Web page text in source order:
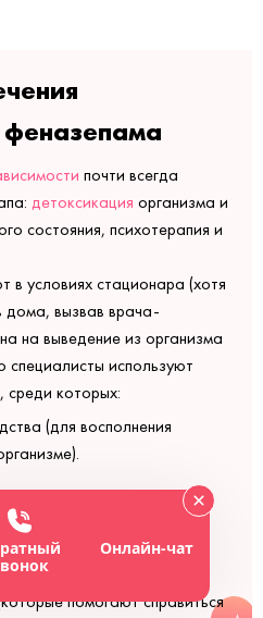
феназепама
почти всегда
детоксикация организма и
состояния, психотерапия и
условиях стационара (хотя
дома, вызвав врача-
на выведение из организма
специалисты используют
среди которых:
(для восполнения
продукты распада
болевой эффект).
помогают справиться
Онлайн-чат